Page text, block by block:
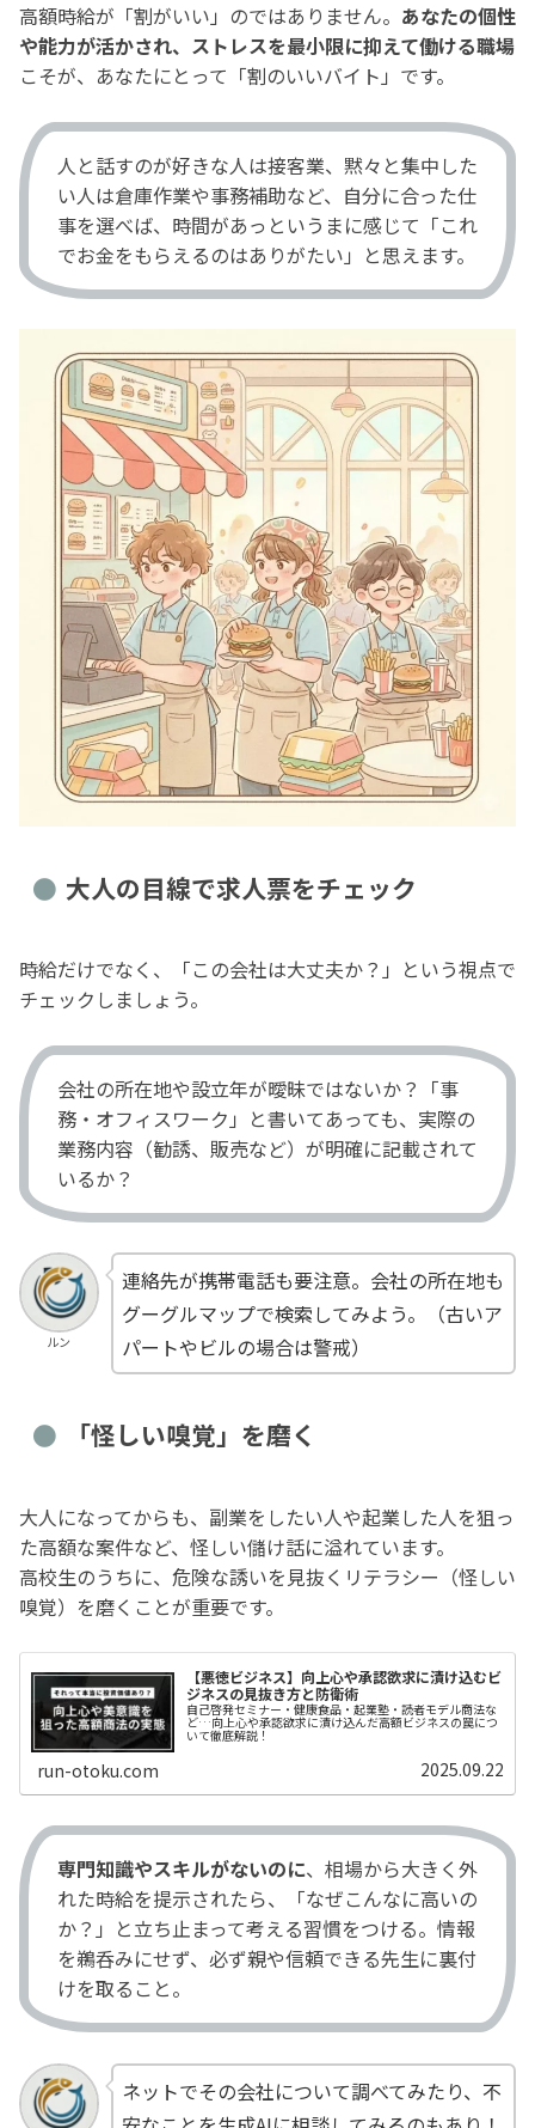
高額時給が「割がいい」のではありません。 あなたの個性
や能力が活かされ、ストレスを最小限に抑えて働ける職場
こそが、あなたにとって「割のいいバイト」です。
人と話すのが好きな人は接客業、黙々と集中した
い人は倉庫作業や事務補助など、自分に合った仕
事を選べば、時間があっというまに感じて「これ
でお金をもらえるのはありがたい」と思えます。
大人の目線で求人票をチェック
時給だけでなく、「この会社は大丈夫か？」という視点で
チェックしましょう。
会社の所在地や設立年が曖昧ではないか？「事
務・オフィスワーク」と書いてあっても、実際の
業務内容（勧誘、販売など）が明確に記載されて
いるか？
ルン
連絡先が携帯電話も要注意。会社の所在地も
グーグルマップで検索してみよう。（古いア
パートやビルの場合は警戒）
「怪しい嗅覚」を磨く
大人になってからも、副業をしたい人や起業した人を狙っ
た高額な案件など、怪しい儲け話に溢れています。
高校生のうちに、危険な誘いを見抜くリテラシー（怪しい
嗅覚）を磨くことが重要です。
【悪徳ビジネス】向上心や承認欲求に漬け込むビ
ジネスの見抜き方と防衛術
自己啓発セミナー・健康食品・起業塾・読者モデル商法な
ど…向上心や承認欲求に漬け込んだ高額ビジネスの罠につ
いて徹底解説！
run-otoku.com 2025.09.22
専門知識やスキルがないのに、相場から大きく外
れた時給を提示されたら、「なぜこんなに高いの
か？」と立ち止まって考える習慣をつける。情報
を鵜呑みにせず、必ず親や信頼できる先生に裏付
けを取ること。
ネットでその会社について調べてみたり、不